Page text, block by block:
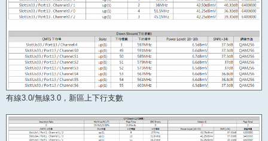
有線3.0/無線3.0，新區上下行支數